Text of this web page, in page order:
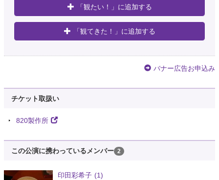
「観たい！」に追加する
「観てきた！」に追加する
バナー広告お申込み
チケット取扱い
820製作所
この公演に携わっているメンバー 2
印田彩希子 (1)